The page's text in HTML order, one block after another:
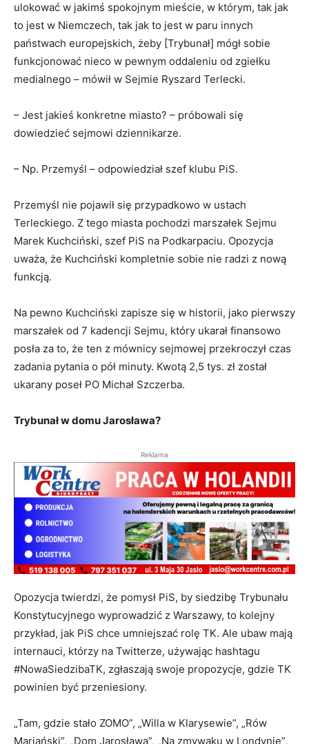
ulokować w jakimś spokojnym mieście, w którym, tak jak
to jest w Niemczech, tak jak to jest w paru innych
państwach europejskich, żeby [Trybunał] mógł sobie
funkcjonować nieco w pewnym oddaleniu od zgiełku
medialnego – mówił w Sejmie Ryszard Terlecki.
– Jest jakieś konkretne miasto? – próbowali się
dowiedzieć sejmowi dziennikarze.
– Np. Przemyśl – odpowiedział szef klubu PiS.
Przemyśl nie pojawił się przypadkowo w ustach
Terleckiego. Z tego miasta pochodzi marszałek Sejmu
Marek Kuchciński, szef PiS na Podkarpaciu. Opozycja
uważa, że Kuchciński kompletnie sobie nie radzi z nową
funkcją.
Na pewno Kuchciński zapisze się w historii, jako pierwszy
marszałek od 7 kadencji Sejmu, który ukarał finansowo
posła za to, że ten z mównicy sejmowej przekroczył czas
zadania pytania o pół minuty. Kwotą 2,5 tys. zł został
ukarany poseł PO Michał Szczerba.
Trybunał w domu Jarosława?
Reklama
Opozycja twierdzi, że pomysł PiS, by siedzibę Trybunału
Konstytucyjnego wyprowadzić z Warszawy, to kolejny
przykład, jak PiS chce umniejszać rolę TK. Ale ubaw mają
internauci, którzy na Twitterze, używając hashtagu
#NowaSiedzibaTK, zgłaszają swoje propozycje, gdzie TK
powinien być przeniesiony.
„Tam, gdzie stało ZOMO”, „Willa w Klarysewie”, „Rów
Mariański”, „Dom Jarosława”, „Na zmywaku w Londynie”,